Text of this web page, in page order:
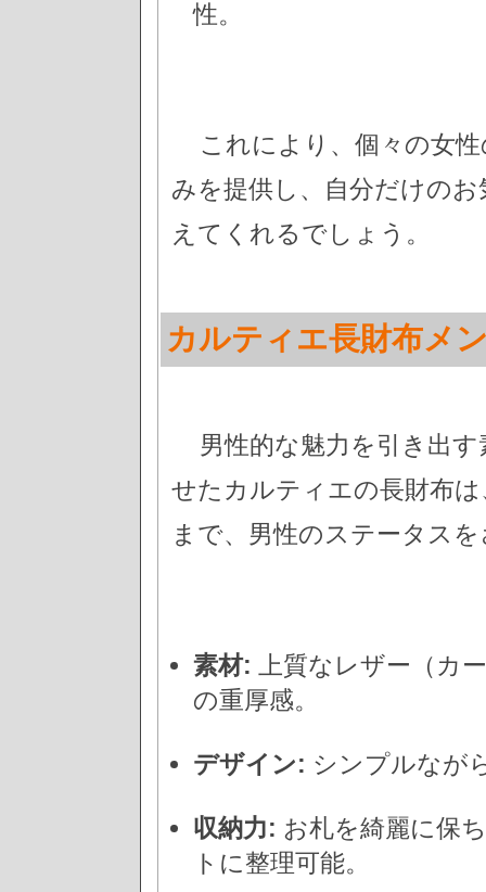
性。
これにより、個々の女
みを提供し、自分だけの
えてくれるでしょう。
カルティエ長財布メ
男性的な魅力を引き出
せたカルティエの長財布
まで、男性のステータス
素材: 上質なレザー（カ
の重厚感。
デザイン: シンプルなが
収納力: お札を綺麗に保
トに整理可能。